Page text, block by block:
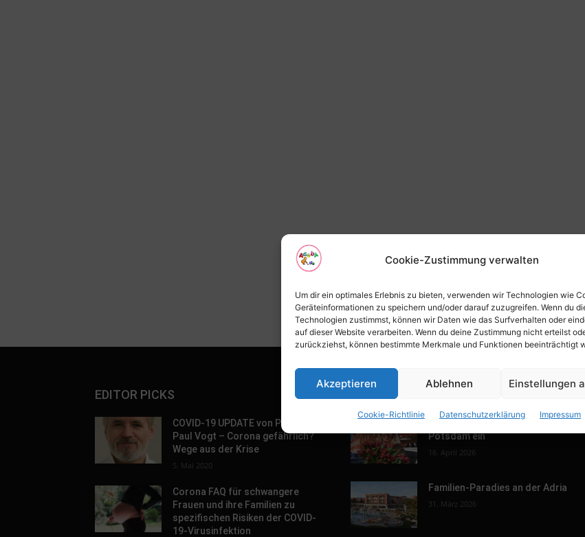
Cookie-Zustimmung verwalten
Um dir ein optimales Erlebnis zu bieten, verwenden wir Technologien wie
Geräteinformationen zu speichern und/oder darauf zuzugreifen. Wenn du
Technologien zustimmst, können wir Daten wie das Surfverhalten oder
auf dieser Website verarbeiten. Wenn du deine Zustimmung nicht erteilst
zurückziehst, können bestimmte Merkmale und Funktionen beeinträchtigt
Akzeptieren Ablehnen Einstellungen
Cookie-Richtlinie Datenschutzerklärung Impressum
EDITOR PICKS
COVID-19 UPDATE von Prof. Dr.
Paul Vogt – Corona gefährlich?
Wege aus der Krise
5. Mai 2020
Corona FAQ für schwangere
Frauen und ihre Familien zu
spezifischen Risiken der COVID-
19-Virusinfektion
POPULAR POSTS
Tulpenfest läutet Frühling in
Potsdam ein
16. April 2026
Familien-Paradies an der Adria
31. März 2026